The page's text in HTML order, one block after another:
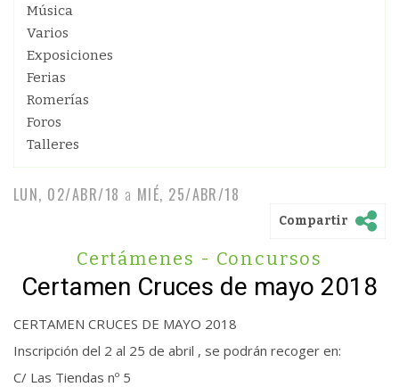
Música
Varios
Exposiciones
Ferias
Romerías
Foros
Talleres
LUN, 02/ABR/18 a MIÉ, 25/ABR/18
Compartir
Certámenes - Concursos
Certamen Cruces de mayo 2018
CERTAMEN CRUCES DE MAYO 2018
Inscripción del 2 al 25 de abril , se podrán recoger en:
C/ Las Tiendas nº 5